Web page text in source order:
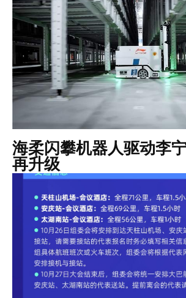
海柔闪攀机器人驱动李
再升级